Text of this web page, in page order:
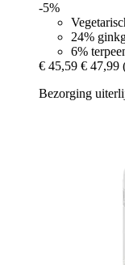
-5%
24%
6%
€ 45,59 € 47,99
Bezorging